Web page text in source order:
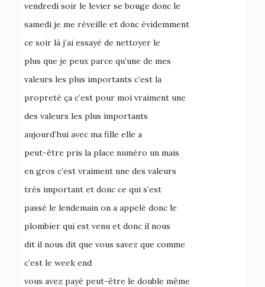
vendredi soir le levier se bouge donc le
samedi je me réveille et donc évidemment
ce soir là j’ai essayé de nettoyer le
plus que je peux parce qu’une de mes
valeurs les plus importants c’est la
propreté ça c’est pour moi vraiment une
des valeurs les plus importants
aujourd’hui avec ma fille elle a
peut-être pris la place numéro un mais
en gros c’est vraiment une des valeurs
très important et donc ce qui s’est
passé le lendemain on a appelé donc le
plombier qui est venu et donc il nous
dit il nous dit que vous savez que comme
c’est le week end
vous avez payé peut-être le double même